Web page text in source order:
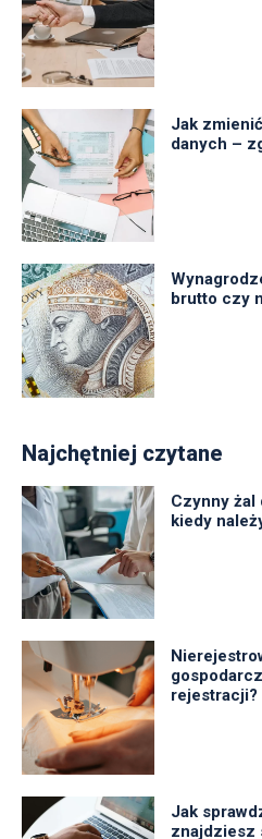
Jak
danych –
brutto czy
Najchętniej czytane
Czynny żal
kiedy
rejestracji?
Jak
znajdziesz